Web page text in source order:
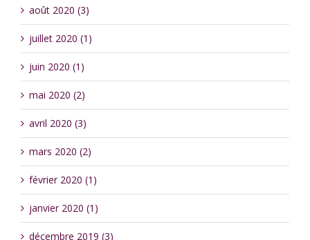
août 2020 (3)
juillet 2020 (1)
juin 2020 (1)
mai 2020 (2)
avril 2020 (3)
mars 2020 (2)
février 2020 (1)
janvier 2020 (1)
décembre 2019 (3)